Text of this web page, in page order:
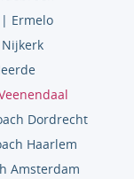
| Ermelo
Dordrecht
Haarlem
Amsterdam